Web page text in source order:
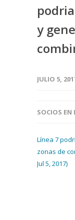
y
JULIO 5,
SOCIOS EN
Línea 7
zonas de
Jul 5, 2017)